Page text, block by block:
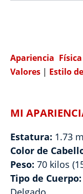
Apariencia Física
Valores | Estilo
MI
Estatura: 1.73
Color de
Peso: 70 kilos
Tipo de Cuerpo: